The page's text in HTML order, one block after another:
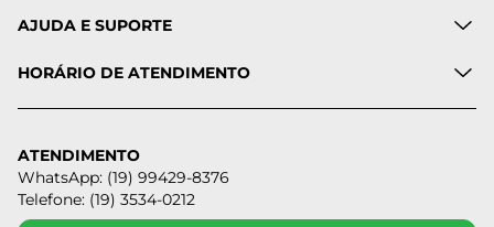
AJUDA E SUPORTE
HORÁRIO DE ATENDIMENTO
ATENDIMENTO
WhatsApp: (19) 99429-8376
Telefone: (19) 3534-0212